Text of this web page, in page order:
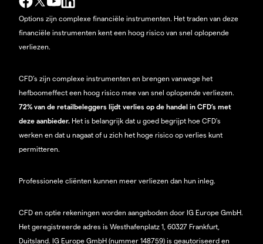
Options zijn complexe financiële instrumenten. Het traden van deze
financiële instrumenten kent een hoog risico van snel oplopende
verliezen.
CFD’s zijn complexe instrumenten en brengen vanwege het
hefboomeffect een hoog risico mee van snel oplopende verliezen.
72% van de retailbeleggers lijdt verlies op de handel in CFD’s met
deze aanbieder. Het is belangrijk dat u goed begrijpt hoe CFD's
werken en dat u nagaat of u zich het hoge risico op verlies kunt
permitteren.
Professionele cliënten kunnen meer verliezen dan hun inleg.
CFD en optie rekeningen worden aangeboden door IG Europe GmbH.
Het geregistreerde adres is Westhafenplatz 1, 60327 Frankfurt,
Duitsland. IG Europe GmbH (nummer 148759) is geautoriseerd en